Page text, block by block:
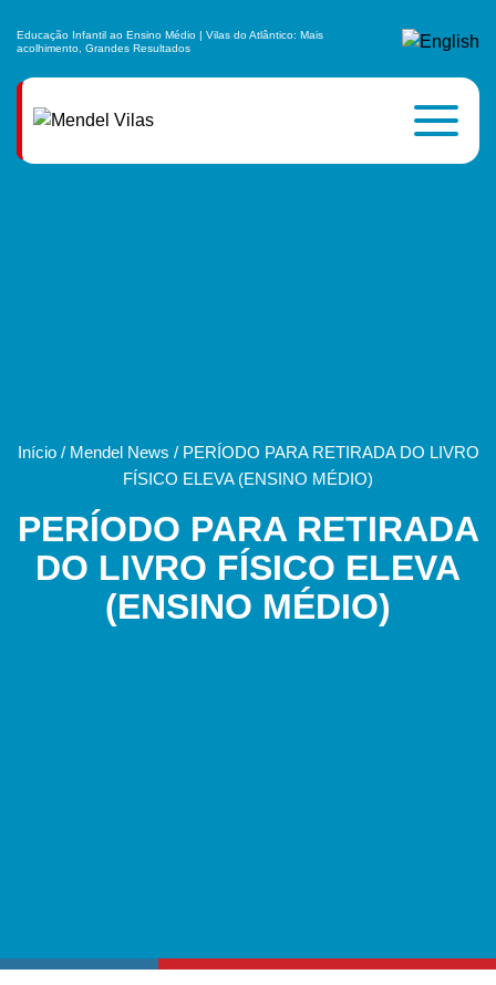
Educação Infantil ao Ensino Médio | Vilas do Atlântico: Mais
acolhimento, Grandes Resultados
Início/ Mendel News / PERÍODO PARA RETIRADA DO LIVRO
FÍSICO ELEVA (ENSINO MÉDIO)
PERÍODO PARA RETIRADA
DO LIVRO FÍSICO ELEVA
(ENSINO MÉDIO)